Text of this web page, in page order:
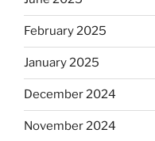
February 2025
January 2025
December 2024
November 2024